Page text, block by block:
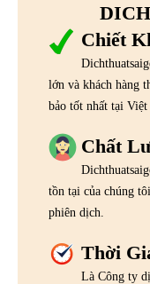
Chiết
lớn và khách hàng
bảo tốt nhất tại Việt
Chất
tồn tại của chúng
phiên dịch.
Thời
Là Công ty